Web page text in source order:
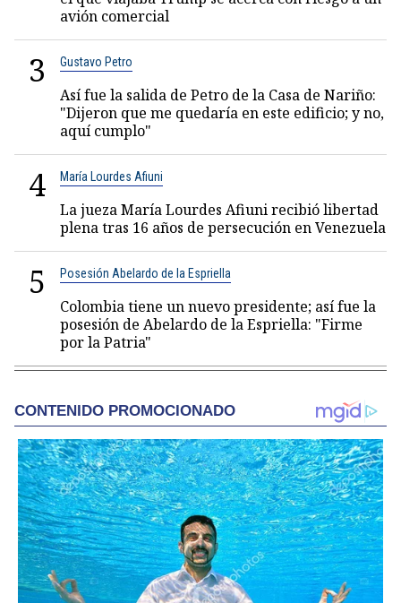
avión comercial
3 Gustavo Petro
Así fue la salida de Petro de la Casa de Nariño:
"Dijeron que me quedaría en este edificio; y no,
aquí cumplo"
4 María Lourdes Afiuni
La jueza María Lourdes Afiuni recibió libertad
plena tras 16 años de persecución en Venezuela
5 Posesión Abelardo de la Espriella
Colombia tiene un nuevo presidente; así fue la
posesión de Abelardo de la Espriella: "Firme
por la Patria"